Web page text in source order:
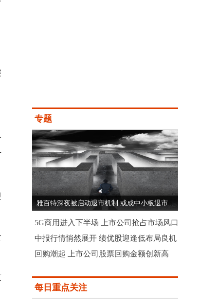
专题
雅百特深夜被启动退市机制 或成中小板退市...
5G商用进入下半场 上市公司抢占市场风口
中报行情悄然展开 绩优股迎逢低布局良机
回购潮起 上市公司股票回购金额创新高
每日重点关注